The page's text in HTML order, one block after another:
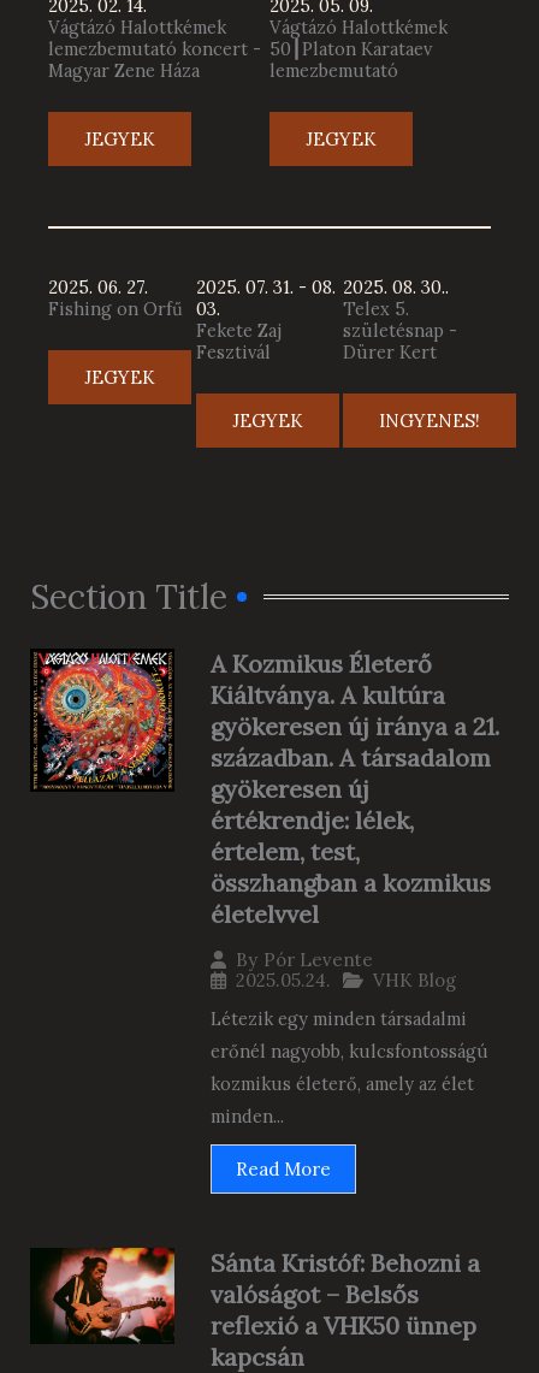
2025. 02. 14.
Vágtázó Halottkémek
lemezbemutató koncert -
Magyar Zene Háza
JEGYEK
2025. 05. 09.
Vágtázó Halottkémek
50┃Platon Karataev
lemezbemutató
JEGYEK
2025. 06. 27.
Fishing on Orfű
JEGYEK
2025. 07. 31. - 08.
03.
Fekete Zaj
Fesztivál
JEGYEK
2025. 08. 30..
Telex 5.
születésnap -
Dürer Kert
INGYENES!
Section Title
A Kozmikus Életerő
Kiáltványa. A kultúra
gyökeresen új iránya a 21.
században. A társadalom
gyökeresen új
értékrendje: lélek,
értelem, test,
összhangban a kozmikus
életelvvel
By Pór Levente
2025.05.24.
VHK Blog
Létezik egy minden társadalmi
erőnél nagyobb, kulcsfontosságú
kozmikus életerő, amely az élet
minden...
Read More
Sánta Kristóf: Behozni a
valóságot – Belsős
reflexió a VHK50 ünnep
kapcsán